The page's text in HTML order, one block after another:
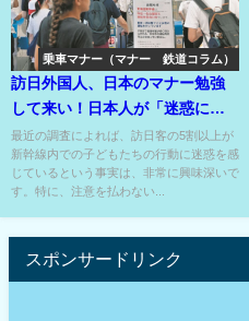
乗車マナー（マナー 鉄道コラム）
訪日外国人、日本のマナー勉強
して来い！日本人が「迷惑に感
じた経験」のトップの半数以上
は？
最近の調査によれば、訪日客の5割以上が
新幹線内での子どもたちの行動に迷惑を感
じているという事実は、非常に興味深いで
す。特に、注意を払わない...
スポンサードリンク